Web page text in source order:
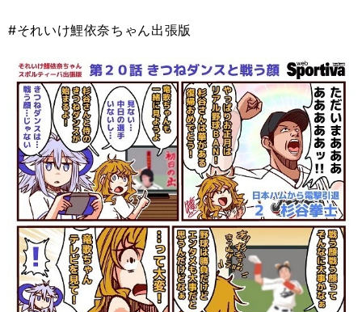
#それいけ鯉依奈ちゃん出張版